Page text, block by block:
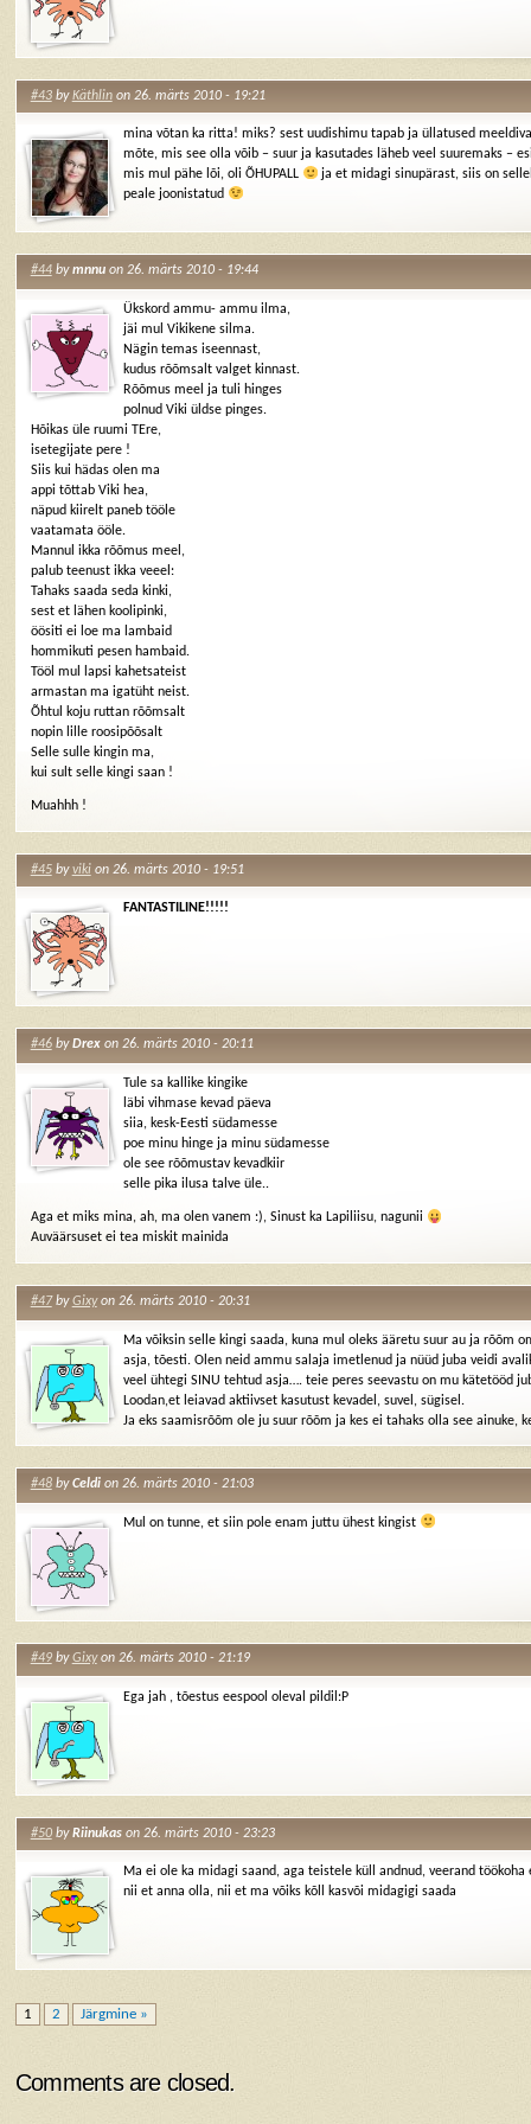
#43byKäthlinon 26. märts 2010 - 19:21
mina võtan ka ritta! miks? sest uudishimu tapab ja üllatused
mõte, mis see olla võib – suur ja kasutades läheb veel suuremaks –
mis mul pähe lõi, oli ÕHUPALL
ja et midagi sinupärast, siis on
peale joonistatud
#44bymnnuon 26. märts 2010 - 19:44
Ükskord ammu- ammu ilma,
jäi mul Vikikene silma.
Nägin temas iseennast,
kudus rõõmsalt valget kinnast.
Rõõmus meel ja tuli hinges
polnud Viki üldse pinges.
Hõikas üle ruumi TEre,
isetegijate pere !
Siis kui hädas olen ma
appi tõttab Viki hea,
näpud kiirelt paneb tööle
vaatamata ööle.
Mannul ikka rõõmus meel,
palub teenust ikka veeel:
Tahaks saada seda kinki,
sest et lähen koolipinki,
öösiti ei loe ma lambaid
hommikuti pesen hambaid.
Tööl mul lapsi kahetsateist
armastan ma igatüht neist.
Õhtul koju ruttan rõõmsalt
nopin lille roosipõõsalt
Selle sulle kingin ma,
kui sult selle kingi saan !
Muahhh !
#45byvikion 26. märts 2010 - 19:51
FANTASTILINE!!!!!
#46byDrexon 26. märts 2010 - 20:11
Tule sa kallike kingike
läbi vihmase kevad päeva
siia, kesk-Eesti südamesse
poe minu hinge ja minu südamesse
ole see rõõmustav kevadkiir
selle pika ilusa talve üle..
Aga et miks mina, ah, ma olen vanem :), Sinust ka Lapiliisu, nagunii
Auväärsuset ei tea miskit mainida
#47byGixyon 26. märts 2010 - 20:31
Ma võiksin selle kingi saada, kuna mul oleks ääretu suur au ja rõõm
asja, tõesti. Olen neid ammu salaja imetlenud ja nüüd juba veidi
veel ühtegi SINU tehtud asja…. teie peres seevastu on mu kätetööd
Loodan,et leiavad aktiivset kasutust kevadel, suvel, sügisel.
Ja eks saamisrõõm ole ju suur rõõm ja kes ei tahaks olla see ainuke,
#48byCeldion 26. märts 2010 - 21:03
Mul on tunne, et siin pole enam juttu ühest kingist
#49byGixyon 26. märts 2010 - 21:19
Ega jah , tõestus eespool oleval pildil:P
#50byRiinukason 26. märts 2010 - 23:23
Ma ei ole ka midagi saand, aga teistele küll andnud, veerand töökoha
nii et anna olla, nii et ma võiks kõll kasvõi midagigi saada
1 2 Järgmine »
Comments are closed.